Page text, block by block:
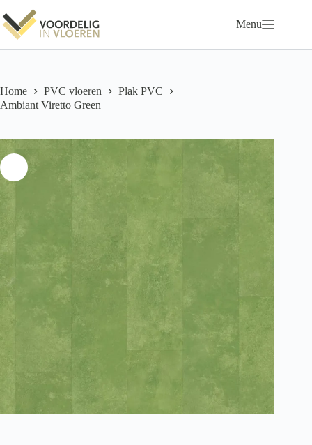
naar
de
inhoud
Menu
Home PVC vloeren
Plak PVC
Ambiant Viretto Green